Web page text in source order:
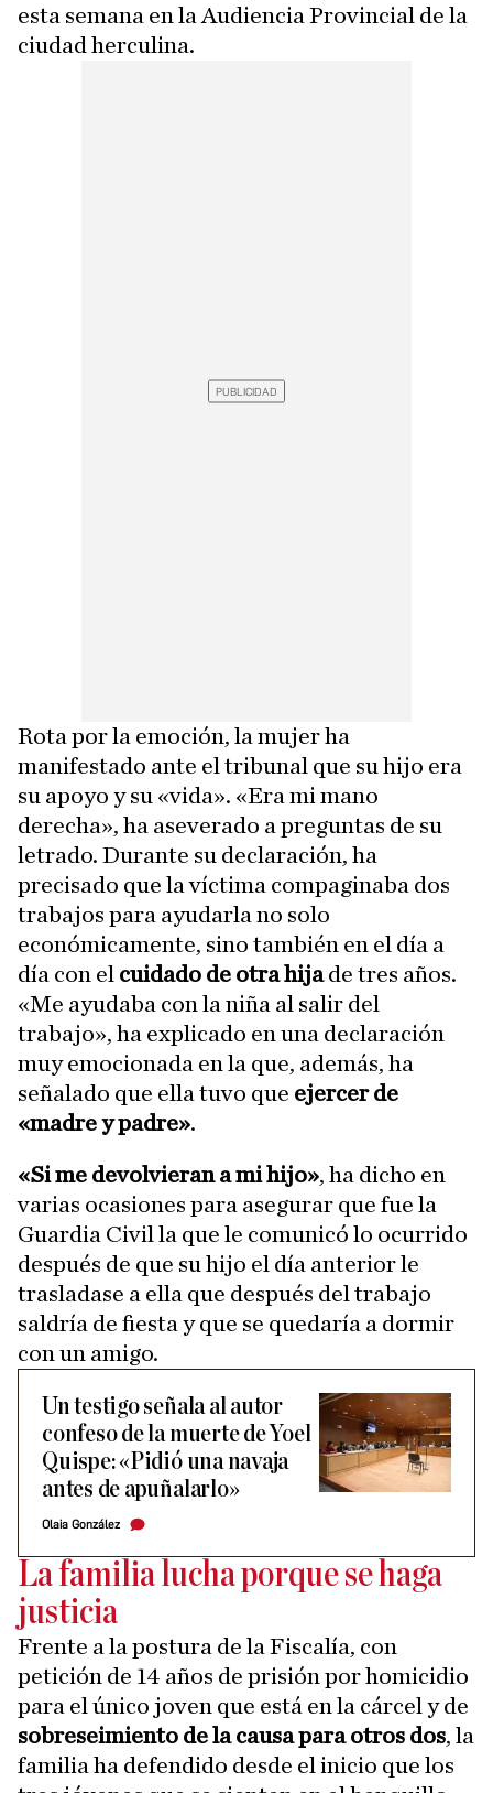
esta semana en la Audiencia Provincial de la
ciudad herculina.
Rota por la emoción, la mujer ha
manifestado ante el tribunal que su hijo era
su apoyo y su «vida». «Era mi mano
derecha», ha aseverado a preguntas de su
letrado. Durante su declaración, ha
precisado que la víctima compaginaba dos
trabajos para ayudarla no solo
económicamente, sino también en el día a
día con el cuidado de otra hijade tres años.
«Me ayudaba con la niña al salir del
trabajo», ha explicado en una declaración
muy emocionada en la que, además, ha
señalado que ella tuvo que ejercer de
«madre y padre».
«Si me devolvieran a mi hijo», ha dicho en
varias ocasiones para asegurar que fue la
Guardia Civil la que le comunicó lo ocurrido
después de que su hijo el día anterior le
trasladase a ella que después del trabajo
saldría de fiesta y que se quedaría a dormir
con un amigo.
Un testigo señala al autor
confeso de la muerte de Yoel
Quispe: «Pidió una navaja
antes de apuñalarlo»
Olaia González
La familia lucha porque se haga
justicia
Frente a la postura de la Fiscalía, con
petición de 14 años de prisión por homicidio
para el único joven que está en la cárcel y de
sobreseimiento de la causa para otros dos, la
familia ha defendido desde el inicio que los